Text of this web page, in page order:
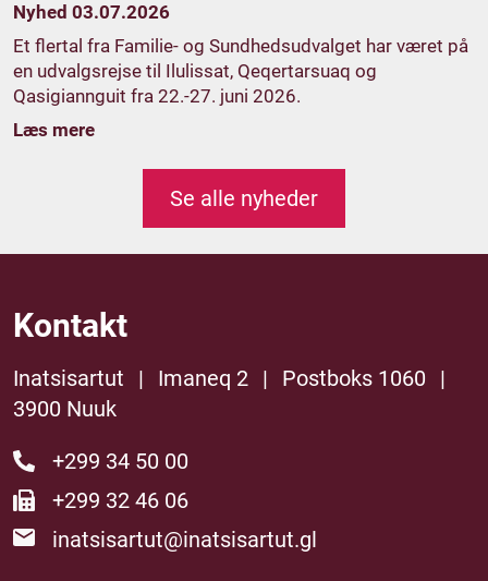
Nyhed 03.07.2026
Et flertal fra Familie- og Sundhedsudvalget har været på
en udvalgsrejse til Ilulissat, Qeqertarsuaq og
Qasigiannguit fra 22.-27. juni 2026.
Læs mere
Se alle nyheder
Kontakt
Inatsisartut | Imaneq 2 | Postboks 1060
|
3900 Nuuk
+299 34 50 00
+299 32 46 06
inatsisartut@inatsisartut.gl